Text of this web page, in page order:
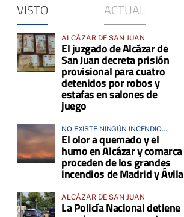
VISTO ACTUAL
ALCÁZAR DE SAN JUAN
El juzgado de Alcázar de
San Juan decreta prisión
provisional para cuatro
detenidos por robos y
estafas en salones de
juego
NO EXISTE NINGÚN INCENDIO
ACTIVO EN LA COMARCA
El olor a quemado y el
humo en Alcázar y comarca
proceden de los grandes
incendios de Madrid y Ávila
ALCÁZAR DE SAN JUAN
La Policía Nacional detiene